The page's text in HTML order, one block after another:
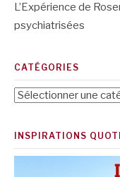
L’Expérience de
psychiatrisées
CATÉGORIES
Catégories
INSPIRATIONS